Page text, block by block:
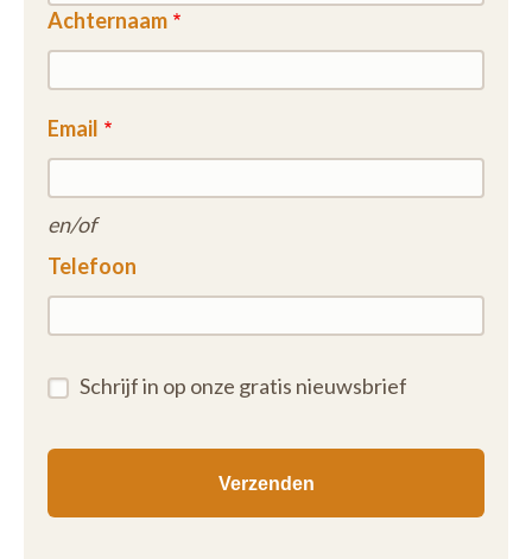
Achternaam
Email
en/of
Telefoon
Schrijf in op onze gratis nieuwsbrief